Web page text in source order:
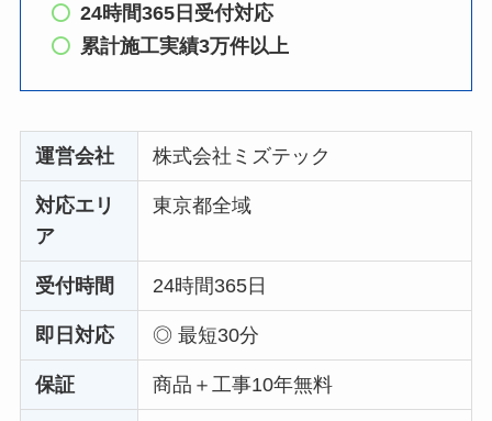
24時間365日受付対応
累計施工実績3万件以上
運営会社 株式会社ミズテック
対応エリ
ア
東京都全域
受付時間 24時間365日
即日対応 ◎ 最短30分
保証 商品＋工事10年無料